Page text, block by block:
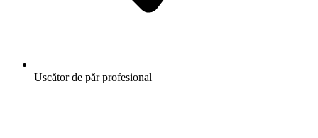
Uscător de păr profesional